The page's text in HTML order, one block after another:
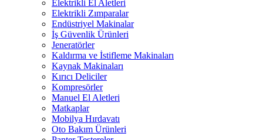
Elektrikli El Aletleri
Elektrikli Zımparalar
Endüstriyel Makinalar
İş Güvenlik Ürünleri
Jeneratörler
Kaldırma ve İstifleme Makinaları
Kaynak Makinaları
Kırıcı Deliciler
Kompresörler
Manuel El Aletleri
Matkaplar
Mobilya Hırdavatı
Oto Bakım Ürünleri